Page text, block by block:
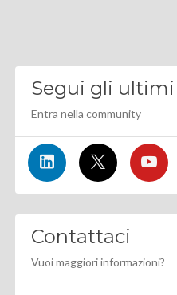
Segui gli
Entra nella community
Contattaci
Vuoi maggiori informazioni?